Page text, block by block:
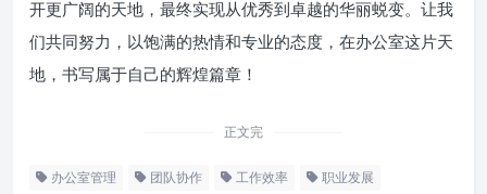
开更广阔的天地，最终实现从优秀到卓越的华丽蜕变。让我
们共同努力，以饱满的热情和专业的态度，在办公室这片天
地，书写属于自己的辉煌篇章！
正文完
办公室管理 团队协作 工作效率 职业发展